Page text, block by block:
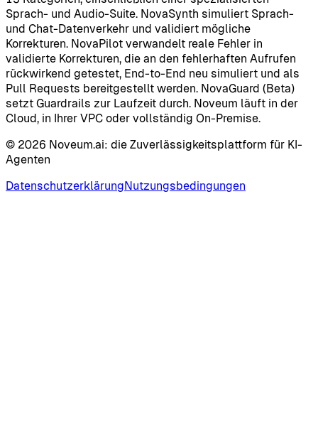
Sprach- und Audio-Suite. NovaSynth simuliert Sprach-
und Chat-Datenverkehr und validiert mögliche
Korrekturen. NovaPilot verwandelt reale Fehler in
validierte Korrekturen, die an den fehlerhaften Aufrufen
rückwirkend getestet, End-to-End neu simuliert und als
Pull Requests bereitgestellt werden. NovaGuard (Beta)
setzt Guardrails zur Laufzeit durch. Noveum läuft in der
Cloud, in Ihrer VPC oder vollständig On-Premise.
© 2026 Noveum.ai: die Zuverlässigkeitsplattform für KI-
Agenten
DatenschutzerklärungNutzungsbedingungen